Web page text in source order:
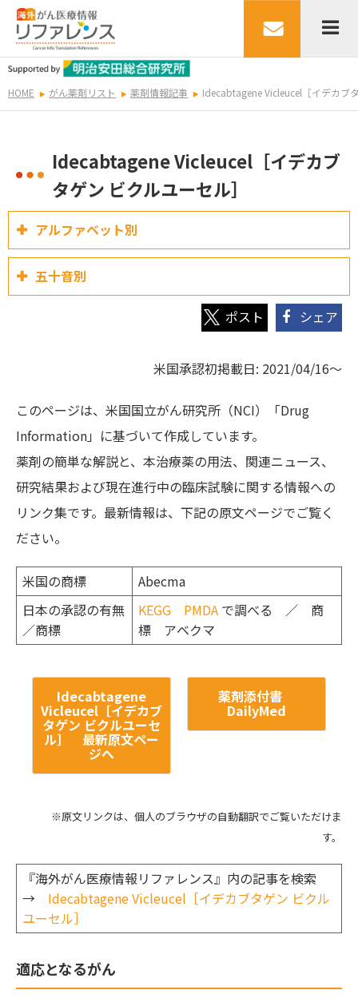
HOME がん薬剤リスト 薬剤情報記事 Idecabtagene Vicleucel［イデカブ
Idecabtagene Vicleucel［イデカブ
タゲン ビクルユーセル］
アルファベット別
五十音別
シェア
米国承認初掲載日: 2021/04/16～
このページは、米国国立がん研究所（NCI）「Drug
Information」に基づいて作成しています。
薬剤の簡単な解説と、本治療薬の用法、関連ニュース、
研究結果および現在進行中の臨床試験に関する情報への
リンク集です。最新情報は、下記の原文ページでご覧く
ださい。
米国の商標
Abecma
日本の承認の有無
／商標
KEGG PMDA で調べる ／ 商
標 アベクマ
Idecabtagene
Vicleucel［イデカブ
タゲン ビクルユーセ
ル］ 最新原文ペー
ジへ
薬剤添付書
DailyMed
※原文リンクは、個人のブラウザの自動翻訳でご覧いただけま
す。
『海外がん医療情報リファレンス』内の記事を検索
→ Idecabtagene Vicleucel［イデカブタゲン ビクル
ユーセル］
適応となるがん